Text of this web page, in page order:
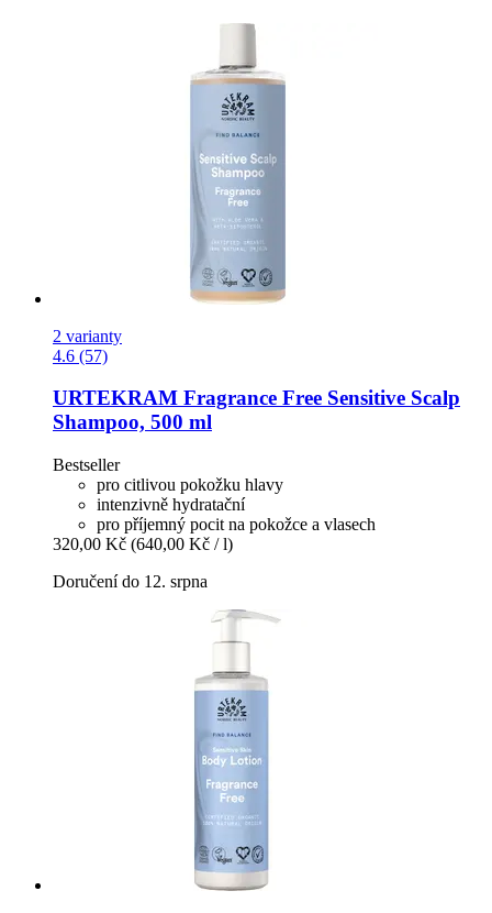
2 varianty
4.6 (57)
URTEKRAM Fragrance Free Sensitive Scalp
Shampoo, 500 ml
Bestseller
pro citlivou pokožku hlavy
intenzivně hydratační
pro příjemný pocit na pokožce a vlasech
320,00 Kč (640,00 Kč / l)
Doručení do 12. srpna